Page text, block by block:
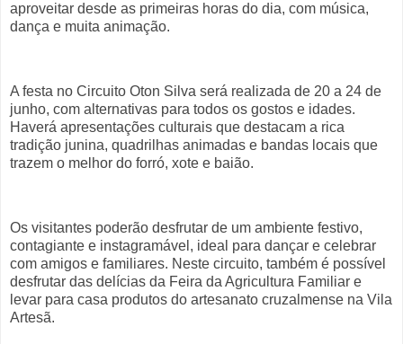
aproveitar desde as primeiras horas do dia, com música,
dança e muita animação.
A festa no Circuito Oton Silva será realizada de 20 a 24 de
junho, com alternativas para todos os gostos e idades.
Haverá apresentações culturais que destacam a rica
tradição junina, quadrilhas animadas e bandas locais que
trazem o melhor do forró, xote e baião.
Os visitantes poderão desfrutar de um ambiente festivo,
contagiante e instagramável, ideal para dançar e celebrar
com amigos e familiares. Neste circuito, também é possível
desfrutar das delícias da Feira da Agricultura Familiar e
levar para casa produtos do artesanato cruzalmense na Vila
Artesã.